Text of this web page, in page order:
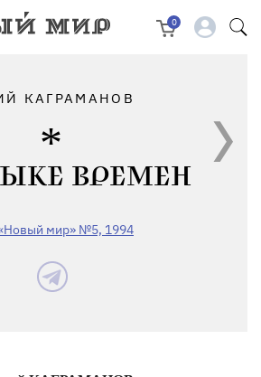
0
КАГРАМАНОВ
ВРЕМЕН
мир» №5, 1994